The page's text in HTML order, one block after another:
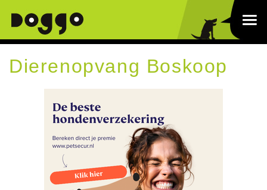
Dierenopvang Boskoop